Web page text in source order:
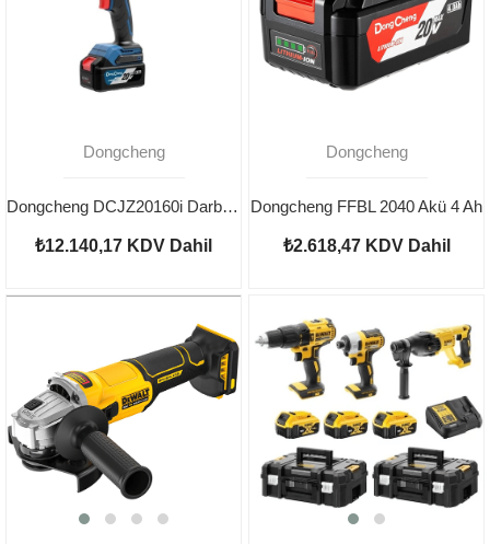
Dongcheng
Dongcheng DCJZ20160i Darbeli Şarjlı Matkap 20V 4AH
₺12.140,17 KDV Dahil
Dongcheng
Dongcheng FFBL 2040 Akü 4 Ah
₺2.618,47 KDV Dahil